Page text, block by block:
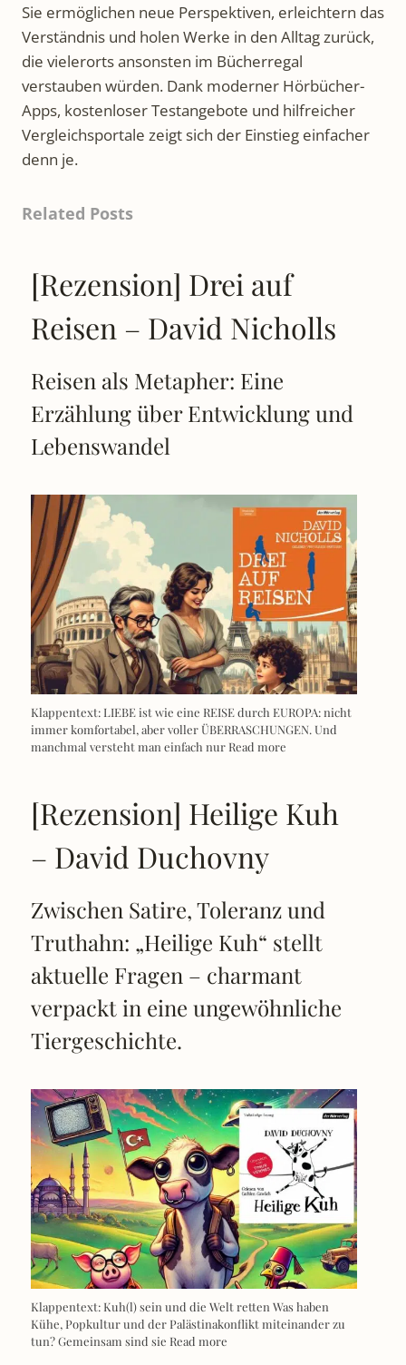
Sie ermöglichen neue Perspektiven, erleichtern das
Verständnis und holen Werke in den Alltag zurück,
die vielerorts ansonsten im Bücherregal
verstauben würden. Dank moderner Hörbücher-
Apps, kostenloser Testangebote und hilfreicher
Vergleichsportale zeigt sich der Einstieg einfacher
denn je.
Related Posts
[Rezension] Drei auf
Reisen – David Nicholls
Reisen als Metapher: Eine
Erzählung über Entwicklung und
Lebenswandel
Klappentext: LIEBE ist wie eine REISE durch EUROPA: nicht
immer komfortabel, aber voller ÜBERRASCHUNGEN. Und
manchmal versteht man einfach nur Read more
[Rezension] Heilige Kuh
– David Duchovny
Zwischen Satire, Toleranz und
Truthahn: „Heilige Kuh“ stellt
aktuelle Fragen – charmant
verpackt in eine ungewöhnliche
Tiergeschichte.
Klappentext: Kuh(l) sein und die Welt retten Was haben
Kühe, Popkultur und der Palästinakonflikt miteinander zu
tun? Gemeinsam sind sie Read more